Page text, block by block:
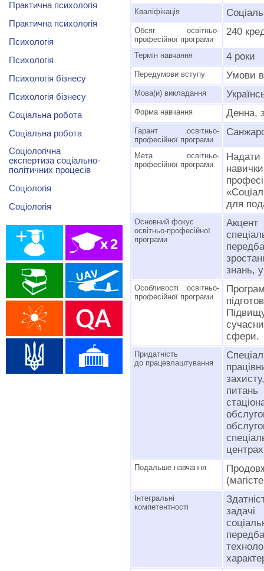
Кваліфікація
Обсяг освітньо-
професійної програми
240
Термін навчання 4 роки
Передумови вступу Умови
Мова(и) викладання
Форма навчання Денна,
Гарант освітньо-
професійної програми
Мета освітньо-
професійної програми
Надати
для
Основний фокус
освітньо-професійної
програми
Акцент
знань,
Особливості освітньо-
професійної програми
сфери.
Придатність
до працевлаштування
Подальше навчання
Інтегральні
компетентності
Практична психологія
Практична психологія
Психологія
Психологія
Психологія бізнесу
Психологія бізнесу
Соціальна робота
Соціальна робота
Соціологічна
експертиза соціально-
політичних процесів
Соціологія
Соціологія